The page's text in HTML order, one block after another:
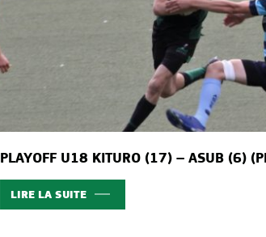
PLAYOFF U18 KITURO (17) – ASUB (6)
LIRE LA SUITE